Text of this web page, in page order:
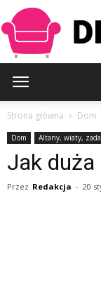
Strona główna Dom
Dom Altany, wiaty,
Jak
Przez Redakcja - 20